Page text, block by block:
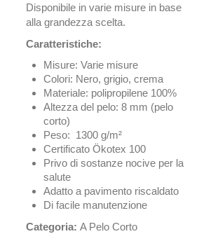
Disponibile in varie misure in base
alla grandezza scelta.
Caratteristiche:
Misure: Varie misure
Colori: Nero, grigio, crema
Materiale: polipropilene 100%
Altezza del pelo: 8 mm (pelo
corto)
Peso: 1300 g/m²
Certificato Ökotex 100
Privo di sostanze nocive per la
salute
Adatto a pavimento riscaldato
Di facile manutenzione
Categoria:A Pelo Corto